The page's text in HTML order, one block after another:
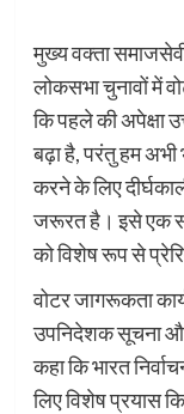
मुख्य वक्ता
लोकसभा चुनावों में
कि पहले की अपेक्षा
बढ़ा है, परंतु हम
करने के लिए
जरूरत है। इसे एक
को विशेष रूप से
वोटर जागरूकता
उपनिदेशक सूचना और
कहा कि भारत
लिए विशेष प्रयास